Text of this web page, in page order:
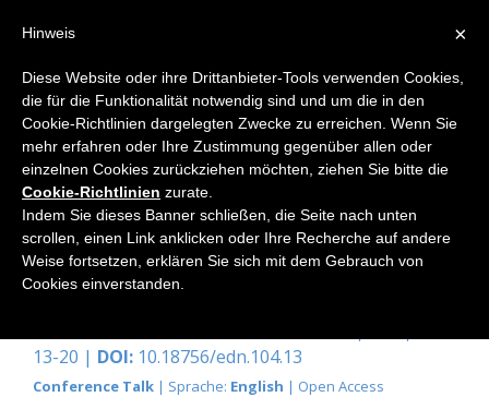
Home
Meeting Nature-as-Presence Aldo
Leopold and the Deeper Nature of
Nature
13-20 | DOI: 10.18756/edn.104.13
Conference Talk | Sprache: English | Open Access
×
Hinweis
Diese Website oder ihre Drittanbieter-Tools verwenden Cookies,
die für die Funktionalität notwendig sind und um die in den
Cookie-Richtlinien dargelegten Zwecke zu erreichen. Wenn Sie
mehr erfahren oder Ihre Zustimmung gegenüber allen oder
einzelnen Cookies zurückziehen möchten, ziehen Sie bitte die
Cookie-Richtlinien zurate.
Indem Sie dieses Banner schließen, die Seite nach unten
scrollen, einen Link anklicken oder Ihre Recherche auf andere
Weise fortsetzen, erklären Sie sich mit dem Gebrauch von
Cookies einverstanden.